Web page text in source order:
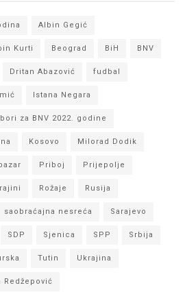
Albin Gegić
Kurti Beograd BiH BNV
Dritan Abazović fudbal
Istana Negara
za BNV 2022. godine
Kosovo Milorad Dodik
Priboj Prijepolje
Rožaje Rusija
saobraćajna nesreća Sarajevo
SDP Sjenica SPP Srbija
Tutin Ukrajina
Redžepović